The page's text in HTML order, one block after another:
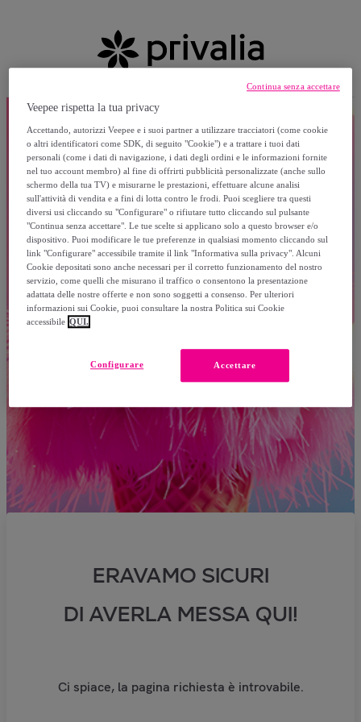
ERAVAMO SICURI
DI AVERLA MESSA QUI!
Ci spiace, la pagina richiesta è introvabile.
Veepee rispetta la tua privacy
Accettando, autorizzi Veepee e i suoi partner a utilizzare tracciatori (come cookie
o altri identificatori come SDK, di seguito "Cookie") e a trattare i tuoi dati
personali (come i dati di navigazione, i dati degli ordini e le informazioni fornite
nel tuo account membro) al fine di offrirti pubblicità personalizzate (anche sullo
schermo della tua TV) e misurarne le prestazioni, effettuare alcune analisi
sull'attività di vendita e a fini di lotta contro le frodi. Puoi scegliere tra questi
diversi usi cliccando su "Configurare" o rifiutare tutto cliccando sul pulsante
"Continua senza accettare". Le tue scelte si applicano solo a questo browser e/o
dispositivo. Puoi modificare le tue preferenze in qualsiasi momento cliccando sul
link "Configurare" accessibile tramite il link "Informativa sulla privacy". Alcuni
Cookie depositati sono anche necessari per il corretto funzionamento del nostro
servizio, come quelli che misurano il traffico o consentono la presentazione
adattata delle nostre offerte e non sono soggetti a consenso. Per ulteriori
informazioni sui Cookie, puoi consultare la nostra Politica sui Cookie
accessibile QUI.
Accettare
Configurare
Continua senza accettare